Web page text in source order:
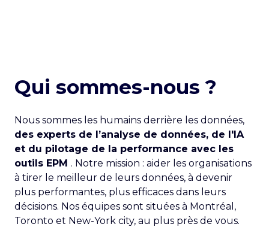
Qui sommes-nous ?
Nous sommes les humains derrière les données,
des experts de l’analyse de données, de l'IA
et du pilotage de la performance avec les
outils EPM . Notre mission : aider les organisations
à tirer le meilleur de leurs données, à devenir
plus performantes, plus efficaces dans leurs
décisions. Nos équipes sont situées à Montréal,
Toronto et New-York city, au plus près de vous.